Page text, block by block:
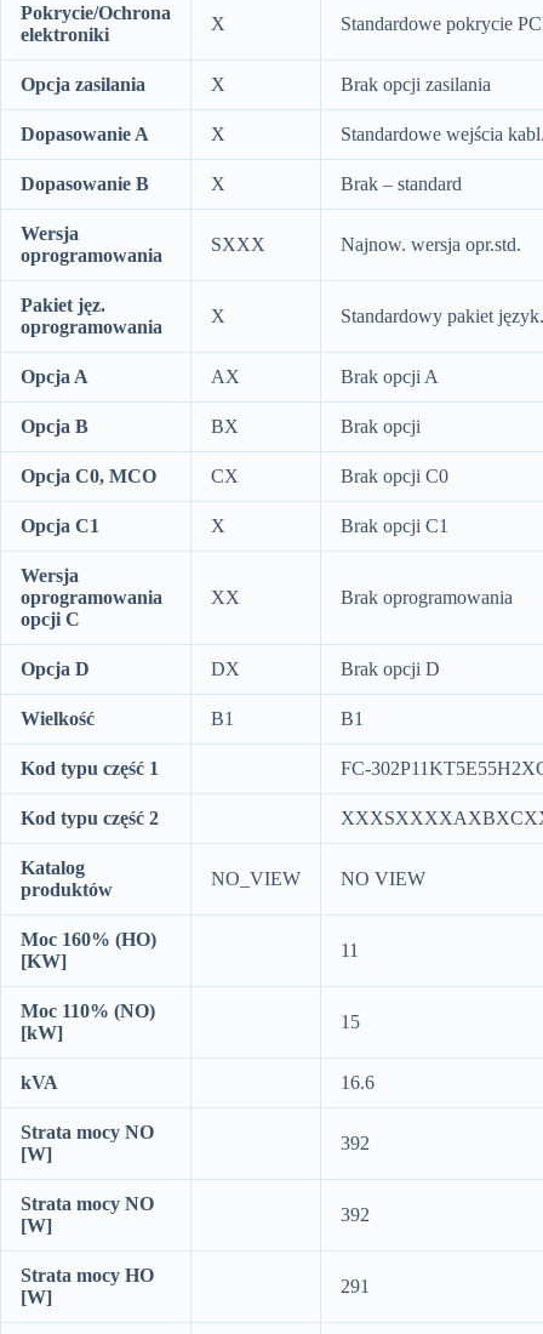
Pokrycie/Ochrona
elektroniki
X Standardowe pokrycie
Opcja zasilania X Brak opcji zasilania
Dopasowanie A X Standardowe wejścia
Dopasowanie B X Brak – standard
Wersja
oprogramowania
SXXX Najnow. wersja opr.std.
Pakiet jęz.
oprogramowania
X Standardowy pakiet język.
Opcja A AX Brak opcji A
Opcja B BX Brak opcji
Opcja C0, MCO CX Brak opcji C0
Opcja C1 X Brak opcji C1
Wersja
oprogramowania
opcji C
XX Brak oprogramowania
Opcja D DX Brak opcji D
Wielkość B1 B1
Kod typu część 1 FC-
Kod typu część 2
Katalog
produktów
NO_VIEW NO VIEW
Moc 160% (HO)
[KW]
11
Moc 110% (NO)
[kW]
15
kVA 16.6
Strata mocy NO
[W]
392
Strata mocy NO
[W]
392
Strata mocy HO
[W]
291